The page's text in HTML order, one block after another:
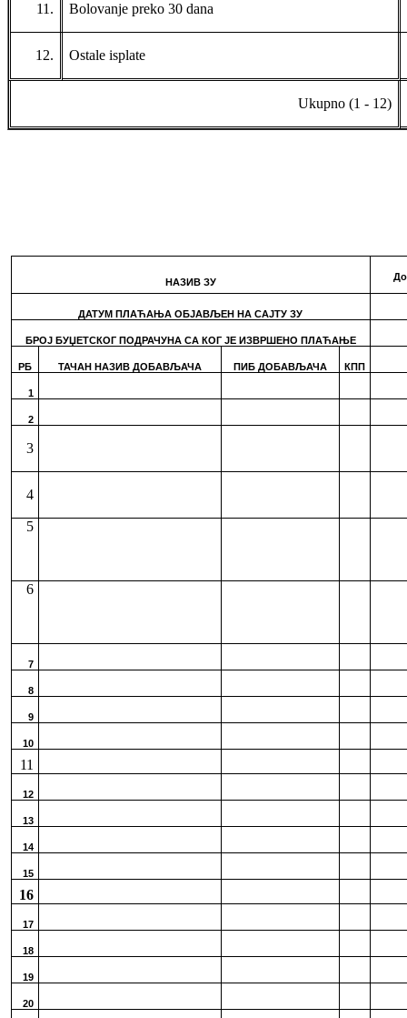
11. Bolovanje preko 30 dana
12. Ostale isplate
Ukupno (1 - 12)
НАЗИВ ЗУ
ДАТУМ ПЛАЋАЊА ОБЈАВЉЕН НА САЈТУ ЗУ
БРОЈ БУЏЕТСКОГ ПОДРАЧУНА СА КОГ ЈЕ ИЗВРШЕНО ПЛАЋАЊЕ
РБ ТАЧАН НАЗИВ ДОБАВЉАЧА ПИБ ДОБАВЉАЧА КПП
1
2
3
4
5
6
7
8
9
10
11
12
13
14
15
16
17
18
19
20